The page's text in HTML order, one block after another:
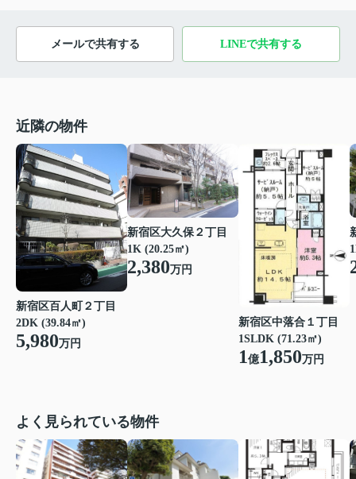
メールで共有する LINEで共有する
近隣の物件
新宿区百人町２丁目
2DK (39.84㎡)
5,980万円
新宿区大久保２丁目
1K (20.25㎡)
2,380万円
新宿区中落合１丁目
1SLDK (71.23㎡)
1億1,850万円
よく見られている物件